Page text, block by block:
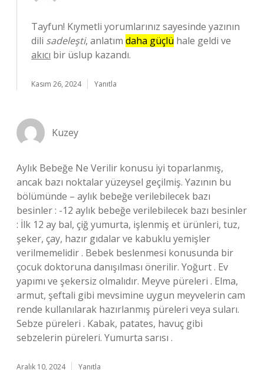
Tayfun! Kıymetli yorumlarınız sayesinde yazının
dili sadeleşti, anlatım daha güçlü hale geldi ve
akıcı bir üslup kazandı.
Kasım 26, 2024 Yanıtla
Kuzey
Aylık Bebeğe Ne Verilir konusu iyi toparlanmış,
ancak bazı noktalar yüzeysel geçilmiş. Yazının bu
bölümünde – aylık bebeğe verilebilecek bazı
besinler : -12 aylık bebeğe verilebilecek bazı besinler
: İlk 12 ay bal, çiğ yumurta, işlenmiş et ürünleri, tuz,
şeker, çay, hazır gıdalar ve kabuklu yemişler
verilmemelidir . Bebek beslenmesi konusunda bir
çocuk doktoruna danışılması önerilir. Yoğurt . Ev
yapımı ve şekersiz olmalıdır. Meyve püreleri . Elma,
armut, şeftali gibi mevsimine uygun meyvelerin cam
rende kullanılarak hazırlanmış püreleri veya suları.
Sebze püreleri . Kabak, patates, havuç gibi
sebzelerin püreleri. Yumurta sarısı .
Aralık 10, 2024 Yanıtla